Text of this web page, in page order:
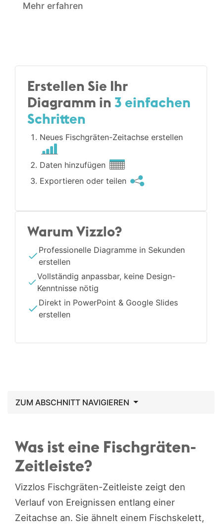
Mehr erfahren
Erstellen Sie Ihr
Diagramm in3 einfachen
Schritten
Neues Fischgräten-Zeitachse erstellen
Daten hinzufügen
Exportieren oder teilen
Warum Vizzlo?
Professionelle Diagramme in Sekunden
erstellen
Vollständig anpassbar, keine Design-
Kenntnisse nötig
Direkt in PowerPoint & Google Slides
erstellen
ZUM ABSCHNITT NAVIGIEREN
Was ist eine Fischgräten-
Zeitleiste?
Vizzlos Fischgräten-Zeitleiste zeigt den
Verlauf von Ereignissen entlang einer
Zeitachse an. Sie ähnelt einem Fischskelett,